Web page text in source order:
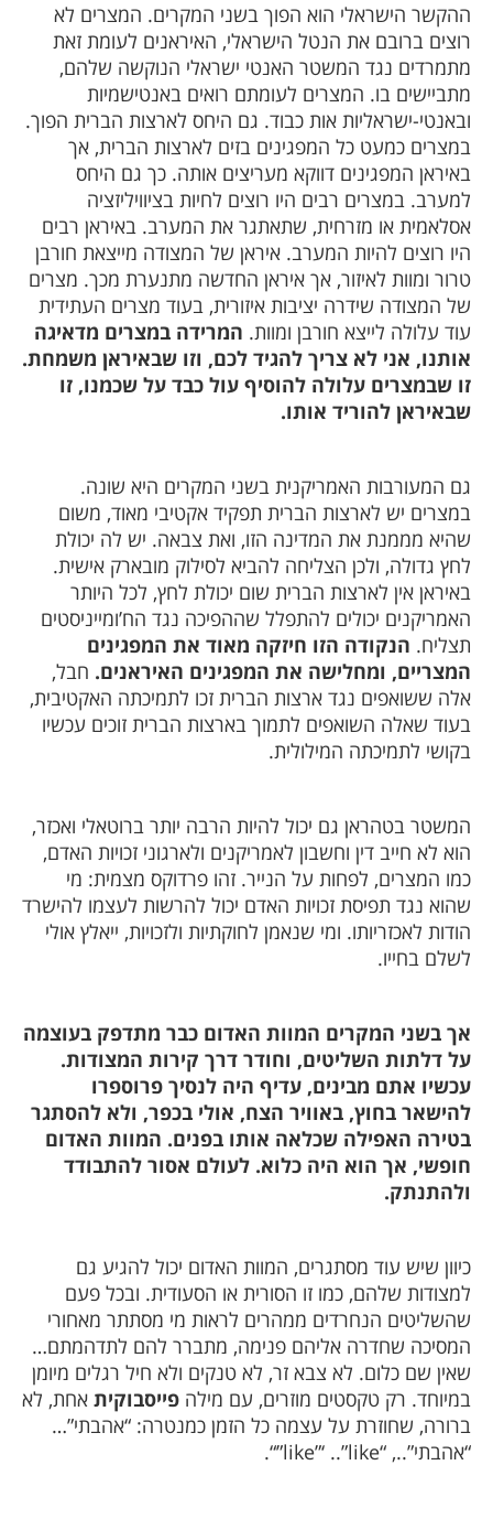
ההקשר הישראלי הוא הפוך בשני המקרים. המצרים לא
רוצים ברובם את הנטל הישראלי, האיראנים לעומת זאת
מתמרדים נגד המשטר האנטי ישראלי הנוקשה שלהם,
מתביישים בו. המצרים לעומתם רואים באנטישמיות
ובאנטי-ישראליות אות כבוד. גם היחס לארצות הברית הפוך.
במצרים כמעט כל המפגינים בזים לארצות הברית, אך
באיראן המפגינים דווקא מעריצים אותה. כך גם היחס
למערב. במצרים רבים היו רוצים לחיות בציוויליזציה
אסלאמית או מזרחית, שתאתגר את המערב. באיראן רבים
היו רוצים להיות המערב. איראן של המצודה מייצאת חורבן
טרור ומוות לאיזור, אך איראן החדשה מתנערת מכך. מצרים
של המצודה שידרה יציבות איזורית, בעוד מצרים העתידית
עוד עלולה לייצא חורבן ומוות.המרידה במצרים מדאיגה
אותנו, אני לא צריך להגיד לכם, וזו שבאיראן משמחת.
זו שבמצרים עלולה להוסיף עול כבד על שכמנו, זו
שבאיראן להוריד אותו.
גם המעורבות האמריקנית בשני המקרים היא שונה.
במצרים יש לארצות הברית תפקיד אקטיבי מאוד, משום
שהיא מממנת את המדינה הזו, ואת צבאה. יש לה יכולת
לחץ גדולה, ולכן הצליחה להביא לסילוק מובארק אישית.
באיראן אין לארצות הברית שום יכולת לחץ, לכל היותר
האמריקנים יכולים להתפלל שההפיכה נגד הח’ומייניסטים
תצליח.הנקודה הזו חיזקה מאוד את המפגינים
המצריים, ומחלישה את המפגינים האיראנים.חבל,
אלה ששואפים נגד ארצות הברית זכו לתמיכתה האקטיבית,
בעוד שאלה השואפים לתמוך בארצות הברית זוכים עכשיו
בקושי לתמיכתה המילולית.
המשטר בטהראן גם יכול להיות הרבה יותר ברוטאלי ואכזר,
הוא לא חייב דין וחשבון לאמריקנים ולארגוני זכויות האדם,
כמו המצרים, לפחות על הנייר. זהו פרדוקס מצמית: מי
שהוא נגד תפיסת זכויות האדם יכול להרשות לעצמו להישרד
הודות לאכזריותו. ומי שנאמן לחוקתיות ולזכויות, ייאלץ אולי
לשלם בחייו.
אך בשני המקרים המוות האדום כבר מתדפק בעוצמה
על דלתות השליטים, וחודר דרך קירות המצודות.
עכשיו אתם מבינים, עדיף היה לנסיך פרוספרו
להישאר בחוץ, באוויר הצח, אולי בכפר, ולא להסתגר
בטירה האפילה שכלאה אותו בפנים. המוות האדום
חופשי, אך הוא היה כלוא. לעולם אסור להתבודד
ולהתנתק.
כיוון שיש עוד מסתגרים, המוות האדום יכול להגיע גם
למצודות שלהם, כמו זו הסורית או הסעודית. ובכל פעם
שהשליטים הנחרדים ממהרים לראות מי מסתתר מאחורי
המסיכה שחדרה אליהם פנימה, מתברר להם לתדהמתם…
שאין שם כלום. לא צבא זר, לא טנקים ולא חיל רגלים מיומן
במיוחד. רק טקסטים מוזרים, עם מילהפייסבוקיתאחת, לא
ברורה, שחוזרת על עצמה כל הזמן כמנטרה: “אהבתי”…
“אהבתי”..,“like”‘ ..”like”
“.